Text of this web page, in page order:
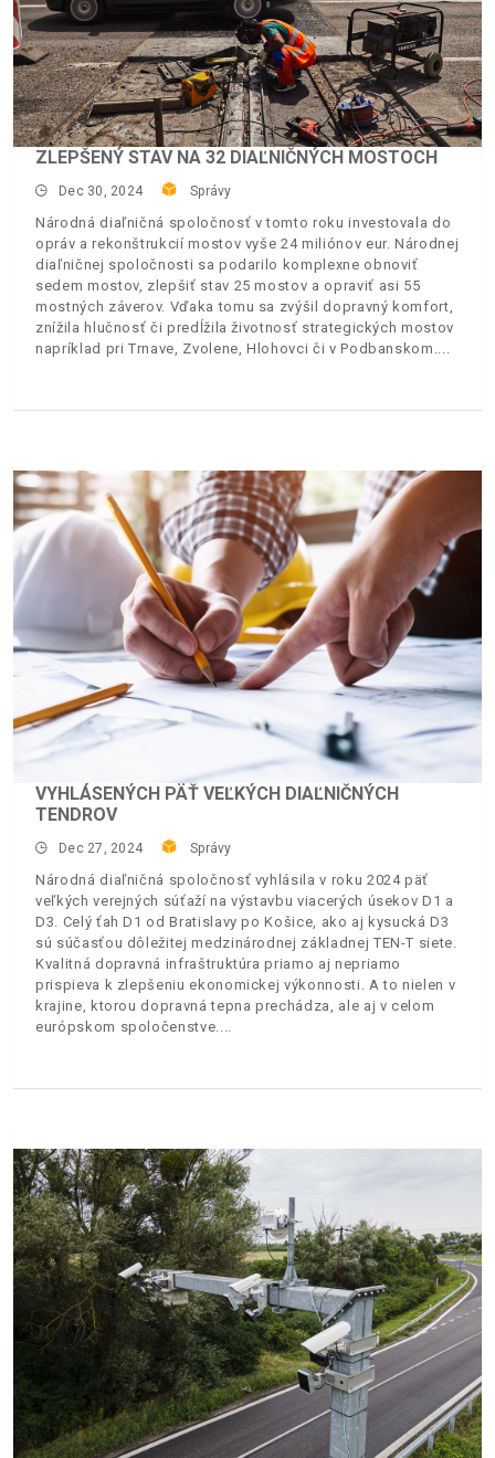
ZLEPŠENÝ STAV NA 32 DIAĽNIČNÝCH MOSTOCH
Dec 30, 2024 Správy
Národná diaľničná spoločnosť v tomto roku investovala do
opráv a rekonštrukcií mostov vyše 24 miliónov eur. Národnej
diaľničnej spoločnosti sa podarilo komplexne obnoviť
sedem mostov, zlepšiť stav 25 mostov a opraviť asi 55
mostných záverov. Vďaka tomu sa zvýšil dopravný komfort,
znížila hlučnosť či predĺžila životnosť strategických mostov
napríklad pri Trnave, Zvolene, Hlohovci či v Podbanskom.
VYHLÁSENÝCH PÄŤ VEĽKÝCH DIAĽNIČNÝCH
TENDROV
Dec 27, 2024 Správy
Národná diaľničná spoločnosť vyhlásila v roku 2024 päť
veľkých verejných súťaží na výstavbu viacerých úsekov D1 a
D3. Celý ťah D1 od Bratislavy po Košice, ako aj kysucká D3
sú súčasťou dôležitej medzinárodnej základnej TEN-T siete.
Kvalitná dopravná infraštruktúra priamo aj nepriamo
prispieva k zlepšeniu ekonomickej výkonnosti. A to nielen v
krajine, ktorou dopravná tepna prechádza, ale aj v celom
európskom spoločenstve.